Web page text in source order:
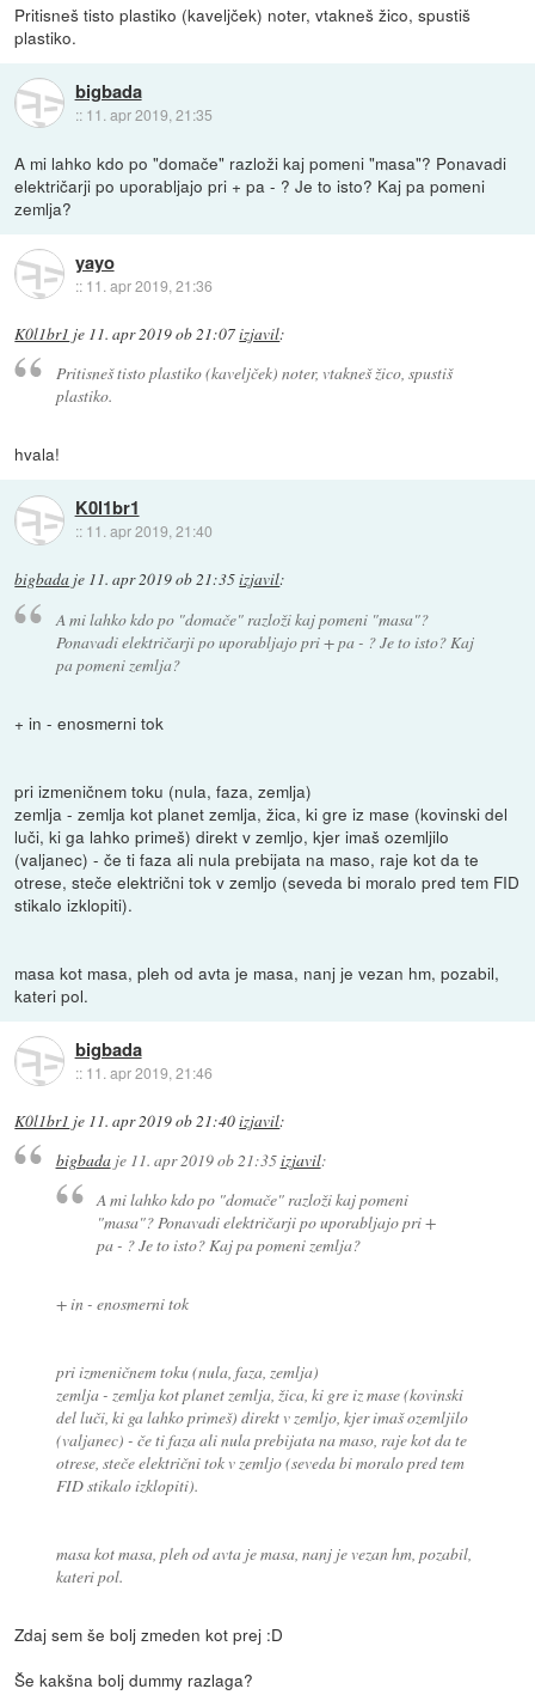
Pritisneš tisto plastiko (kaveljček) noter, vtakneš žico, spustiš
plastiko.
bigbada
:: 11. apr 2019, 21:35
A mi lahko kdo po "domače" razloži kaj pomeni "masa"? Ponavadi
električarji po uporabljajo pri + pa - ? Je to isto? Kaj pa pomeni
zemlja?
yayo
:: 11. apr 2019, 21:36
K0l1br1 je 11. apr 2019 ob 21:07izjavil:
Pritisneš tisto plastiko (kaveljček) noter, vtakneš žico, spustiš
plastiko.
hvala!
K0l1br1
:: 11. apr 2019, 21:40
bigbada je 11. apr 2019 ob 21:35izjavil:
A mi lahko kdo po "domače" razloži kaj pomeni "masa"?
Ponavadi električarji po uporabljajo pri + pa - ? Je to isto? Kaj
pa pomeni zemlja?
+ in - enosmerni tok
pri izmeničnem toku (nula, faza, zemlja)
zemlja - zemlja kot planet zemlja, žica, ki gre iz mase (kovinski del
luči, ki ga lahko primeš) direkt v zemljo, kjer imaš ozemljilo
(valjanec) - če ti faza ali nula prebijata na maso, raje kot da te
otrese, steče električni tok v zemljo (seveda bi moralo pred tem FID
stikalo izklopiti).
masa kot masa, pleh od avta je masa, nanj je vezan hm, pozabil,
kateri pol.
bigbada
:: 11. apr 2019, 21:46
K0l1br1 je 11. apr 2019 ob 21:40izjavil:
bigbadaje 11. apr 2019 ob 21:35izjavil:
A mi lahko kdo po "domače" razloži kaj pomeni
"masa"? Ponavadi električarji po uporabljajo pri +
pa - ? Je to isto? Kaj pa pomeni zemlja?
+ in - enosmerni tok
pri izmeničnem toku (nula, faza, zemlja)
zemlja - zemlja kot planet zemlja, žica, ki gre iz mase (kovinski
del luči, ki ga lahko primeš) direkt v zemljo, kjer imaš ozemljilo
(valjanec) - če ti faza ali nula prebijata na maso, raje kot da te
otrese, steče električni tok v zemljo (seveda bi moralo pred tem
FID stikalo izklopiti).
masa kot masa, pleh od avta je masa, nanj je vezan hm, pozabil,
kateri pol.
Zdaj sem še bolj zmeden kot prej :D
Še kakšna bolj dummy razlaga?